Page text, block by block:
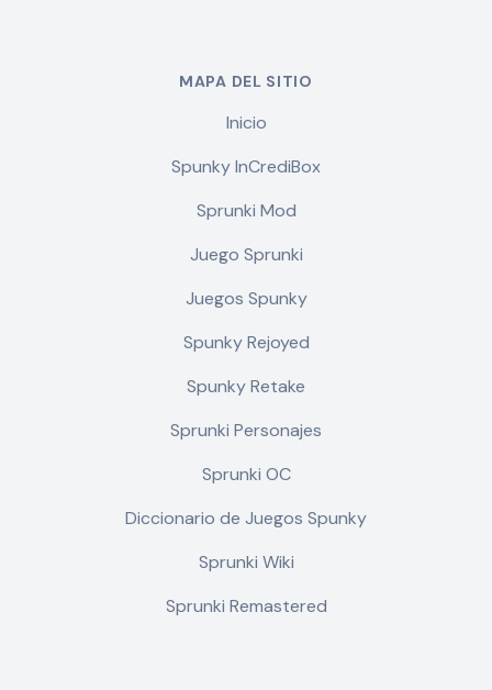
MAPA DEL SITIO
Inicio
Spunky InCrediBox
Sprunki Mod
Juego Sprunki
Juegos Spunky
Spunky Rejoyed
Spunky Retake
Sprunki Personajes
Sprunki OC
Diccionario de Juegos Spunky
Sprunki Wiki
Sprunki Remastered